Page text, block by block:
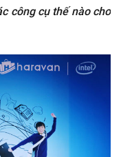
công cụ thế nào cho